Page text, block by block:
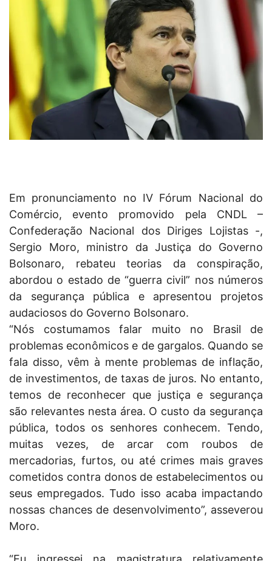
Em pronunciamento no IV Fórum Nacional do
Comércio, evento promovido pela CNDL –
Confederação Nacional dos Diriges Lojistas -,
Sergio Moro, ministro da Justiça do Governo
Bolsonaro, rebateu teorias da conspiração,
abordou o estado de “guerra civil” nos números
da segurança pública e apresentou projetos
audaciosos do Governo Bolsonaro.
“Nós costumamos falar muito no Brasil de
problemas econômicos e de gargalos. Quando se
fala disso, vêm à mente problemas de inflação,
de investimentos, de taxas de juros. No entanto,
temos de reconhecer que justiça e segurança
são relevantes nesta área. O custo da segurança
pública, todos os senhores conhecem. Tendo,
muitas vezes, de arcar com roubos de
mercadorias, furtos, ou até crimes mais graves
cometidos contra donos de estabelecimentos ou
seus empregados. Tudo isso acaba impactando
nossas chances de desenvolvimento”, asseverou
Moro.